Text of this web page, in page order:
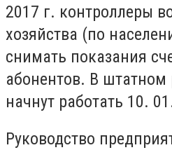
2017 г. контроллеры
хозяйства (по
снимать показания
абонентов. В
начнут работать 10.
Руководство